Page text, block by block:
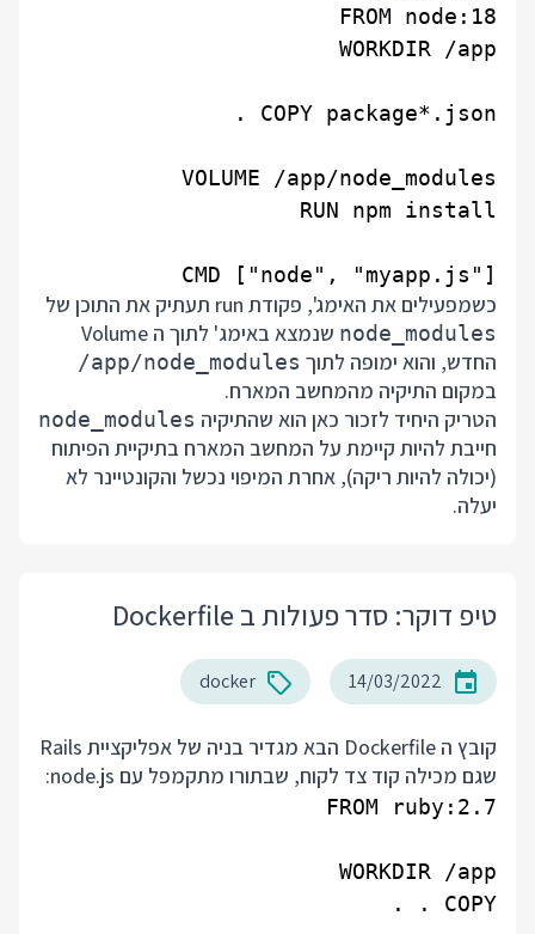
CMD ["node", "myapp.js"]
כשמפעילים את האימג', פקודת run תעתיק את התוכן של
node_modules
שנמצא באימג' לתוך ה Volume
החדש, והוא ימופה לתוך /app/node_modules
במקום התיקיה מהמחשב המארח.
הטריק היחיד לזכור כאן הוא שהתיקיה node_modules
חייבת להיות קיימת על המחשב המארח בתיקיית הפיתוח
(יכולה להיות ריקה), אחרת המיפוי נכשל והקונטיינר לא
יעלה.
טיפ דוקר: סדר פעולות ב Dockerfile
14/03/2022
docker
קובץ ה Dockerfile הבא מגדיר בניה של אפליקציית Rails
שגם מכילה קוד צד לקוח, שבתורו מתקמפל עם node.js: